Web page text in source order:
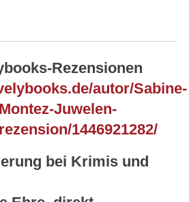
Rezensionen
autor/Sabine-
Juwelen-
1446921282/
bei Krimis und